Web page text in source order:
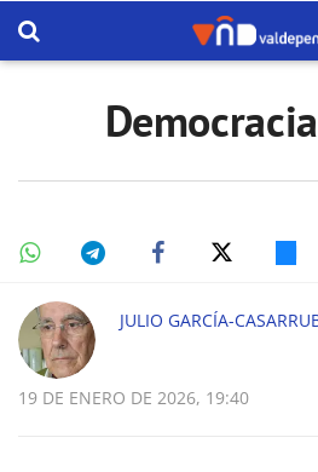
JULIO GARCÍA-
19 DE ENERO DE 2026, 19:40